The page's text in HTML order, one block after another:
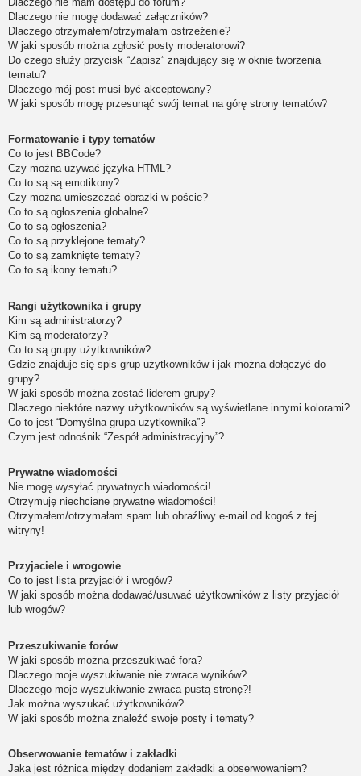
Dlaczego nie mogę dodawać załączników?
Dlaczego otrzymałem/otrzymałam ostrzeżenie?
W jaki sposób można zgłosić posty moderatorowi?
Do czego służy przycisk “Zapisz” znajdujący się w oknie tworzenia
tematu?
Dlaczego mój post musi być akceptowany?
W jaki sposób mogę przesunąć swój temat na górę strony tematów?
Formatowanie i typy tematów
Co to jest BBCode?
Czy można używać języka HTML?
Co to są są emotikony?
Czy można umieszczać obrazki w poście?
Co to są ogłoszenia globalne?
Co to są ogłoszenia?
Co to są przyklejone tematy?
Co to są zamknięte tematy?
Co to są ikony tematu?
Rangi użytkownika i grupy
Kim są administratorzy?
Kim są moderatorzy?
Co to są grupy użytkowników?
Gdzie znajduje się spis grup użytkowników i jak można dołączyć do
grupy?
W jaki sposób można zostać liderem grupy?
Dlaczego niektóre nazwy użytkowników są wyświetlane innymi kolorami?
Co to jest “Domyślna grupa użytkownika”?
Czym jest odnośnik “Zespół administracyjny”?
Prywatne wiadomości
Nie mogę wysyłać prywatnych wiadomości!
Otrzymuję niechciane prywatne wiadomości!
Otrzymałem/otrzymałam spam lub obraźliwy e-mail od kogoś z tej
witryny!
Przyjaciele i wrogowie
Co to jest lista przyjaciół i wrogów?
W jaki sposób można dodawać/usuwać użytkowników z listy przyjaciół
lub wrogów?
Przeszukiwanie forów
W jaki sposób można przeszukiwać fora?
Dlaczego moje wyszukiwanie nie zwraca wyników?
Dlaczego moje wyszukiwanie zwraca pustą stronę?!
Jak można wyszukać użytkowników?
W jaki sposób można znaleźć swoje posty i tematy?
Obserwowanie tematów i zakładki
Jaka jest różnica między dodaniem zakładki a obserwowaniem?